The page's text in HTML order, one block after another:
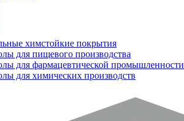
химстойкие покрытия
для пищевого производства
для фармацевтической промышленности
для химических производств